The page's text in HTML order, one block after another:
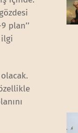
plan’’
ilgi